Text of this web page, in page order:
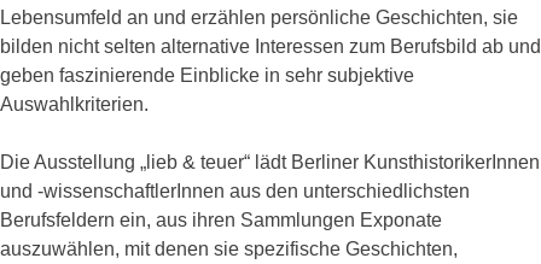
Lebensumfeld an und erzählen persönliche Geschichten, sie
bilden nicht selten alternative Interessen zum Berufsbild ab und
geben faszinierende Einblicke in sehr subjektive
Auswahlkriterien.
Die Ausstellung „lieb & teuer“ lädt Berliner KunsthistorikerInnen
und -wissenschaftlerInnen aus den unterschiedlichsten
Berufsfeldern ein, aus ihren Sammlungen Exponate
auszuwählen, mit denen sie spezifische Geschichten,